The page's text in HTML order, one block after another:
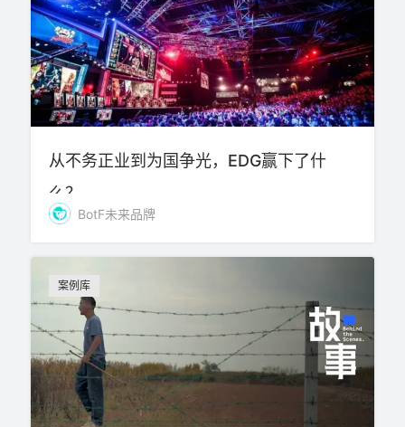
从不务正业到为国争光，EDG赢下了什
么？
BotF未来品牌
案例库